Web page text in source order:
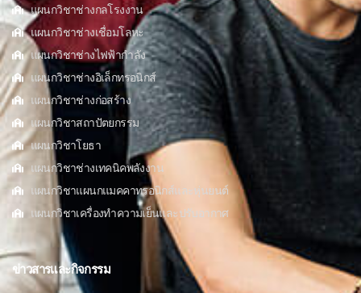
แผนกวิชาช่างกลโรงงาน
แผนกวิชาช่างเชื่อมโลหะ
แผนกวิชาช่างไฟฟ้ากำลัง
แผนกวิชาช่างอิเล็กทรอนิกส์
แผนกวิชาช่างก่อสร้าง
แผนกวิชาสถาปัตยกรรม
แผนกวิชาโยธา
แผนกวิชาช่างเทคนิคพลังงาน
แผนกวิชาแผนกแมคคาทรอนิกส์และหุ่นยนต์
แผนกวิชาเครื่องทำความเย็นและปรับอากาศ
ข่าวสารและกิจกรรม